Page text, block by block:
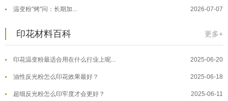
温变粉"烤"问：长期加... 2026-07-07
夜间安全卫士：丝印反光粉搭配全攻... 2026-01-20
温变粉可以做防伪标签、温变防伪吗... 2026-08-05
温变粉适合做热变还是冷变？ 2026-08-04
温变粉注塑后表面翻车？粗糙、颗粒... 2026-07-28
印花材料百科 更多+
反光粉太久不用结块要怎么处理？ 2025-07-11
印花温变粉最适合用在什么行业上呢... 2025-06-20
油性反光粉怎么印花效果最好？ 2025-06-18
超细反光粉怎么印牢度才会更好？ 2025-06-11